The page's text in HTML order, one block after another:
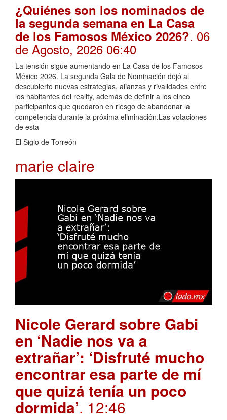
¿Quiénes son los nominados de
la segunda semana en La Casa
de los Famosos México 2026?. 06
de Agosto, 2026 06:40
La tensión sigue aumentando en La Casa de los Famosos
México 2026. La segunda Gala de Nominación dejó al
descubierto nuevas estrategias, alianzas y rivalidades entre
los habitantes del reality, además de definir a los cinco
participantes que quedaron en riesgo de abandonar la
competencia durante la próxima eliminación.Las votaciones
de esta
El Siglo de Torreón
marie claire
Nicole Gerard sobre Gabi
en ‘Nadie nos va a
extrañar’: ‘Disfruté mucho
encontrar esa parte de mí
que quizá tenía un poco
dormida’. 12:46